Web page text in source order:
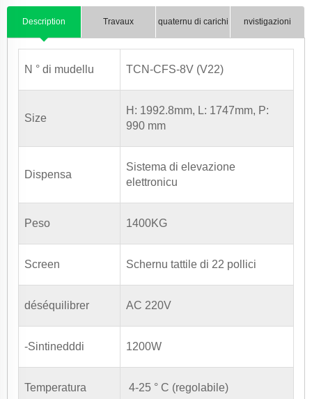
Description Travaux quaternu di carichi nvistigazioni
N ° di mudellu TCN-CFS-8V (V22)
Size
H: 1992.8mm, L: 1747mm, P:
990 mm
Dispensa
Sistema di elevazione
elettronicu
Peso 1400KG
Screen Schernu tattile di 22 pollici
déséquilibrer AC 220V
-Sintinedddi 1200W
Temperatura 4-25 ° C (regolabile)